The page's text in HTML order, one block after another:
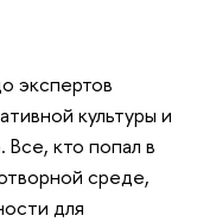
экспертов
культуры и
кто попал в
среде,
для